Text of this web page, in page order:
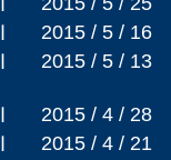
2015 / 5 / 16
2015 / 5 / 13
2015 / 4 / 28
2015 / 4 / 21